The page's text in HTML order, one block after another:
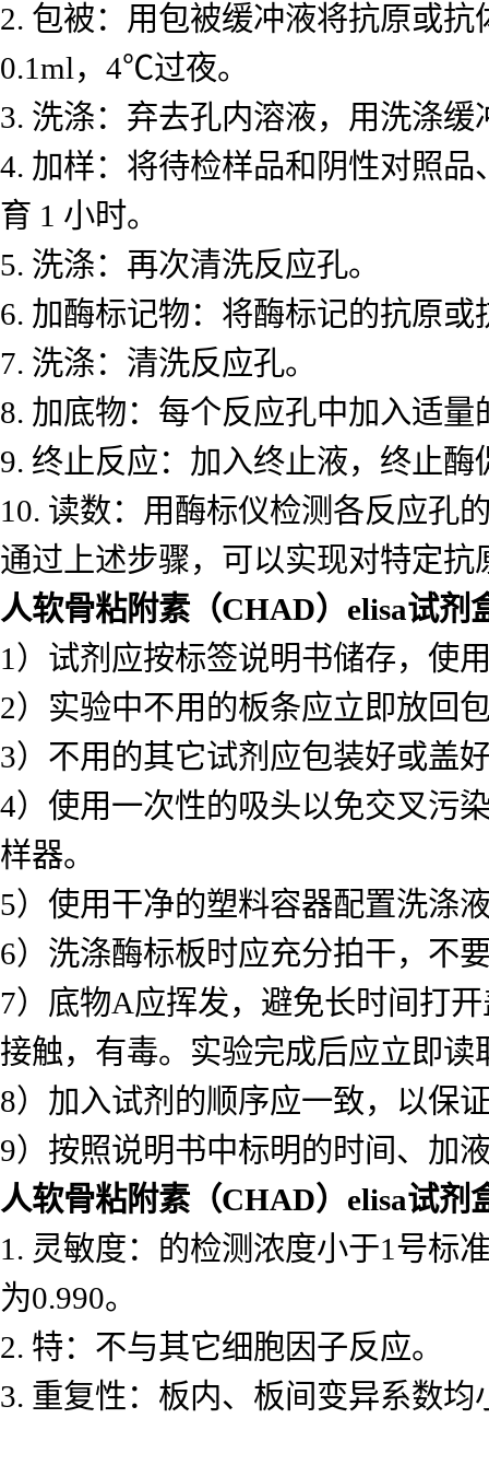
2. 包被：用包被缓冲液将抗原或
0.1ml，4℃过夜。
3. 洗涤：弃去孔内溶液，用洗涤
4. 加样：将待检样品和阴性对照
育 1 小时。
5. 洗涤：再次清洗反应孔。
6. 加酶标记物：将酶标记的抗原
7. 洗涤：清洗反应孔。
8. 加底物：每个反应孔中加入适
9. 终止反应：加入终止液，终止酶
10. 读数：用酶标仪检测各反应孔
通过上述步骤，可以实现对特定
人软骨粘附素（CHAD）elisa试剂
1）试剂应按标签说明书储存，使
2）实验中不用的板条应立即放回
3）不用的其它试剂应包装好或盖
4）使用一次性的吸头以免交叉污
样器。
5）使用干净的塑料容器配置洗涤
6）洗涤酶标板时应充分拍干，不
7）底物A应挥发，避免长时间打
接触，有毒。实验完成后应立即读
8）加入试剂的顺序应一致，以保
9）按照说明书中标明的时间、加
人软骨粘附素（CHAD）elisa试剂
1. 灵敏度：的检测浓度小于1号标
为0.990。
2. 特：不与其它细胞因子反应。
3. 重复性：板内、板间变异系数均